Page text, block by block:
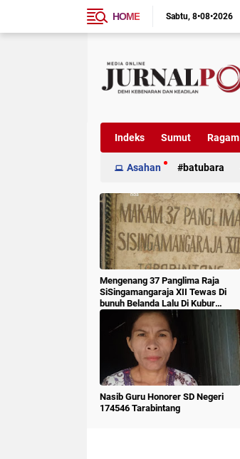
HOME Sabtu 8•08•2026
Indeks Sumut Ragam
Asahan batubara
Mengenang 37 Panglima Raja
SiSingamangaraja XII Tewas Di
bunuh Belanda Lalu Di Kubur
Massal Oleh Masyarakat
Nasib Guru Honorer SD Negeri
174546 Tarabintang